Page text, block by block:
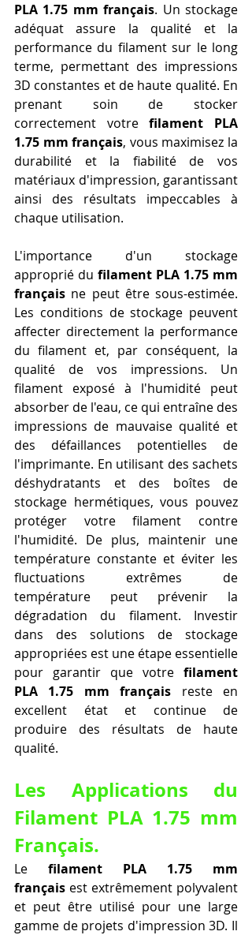
PLA 1.75 mm français. Un stockage
adéquat assure la qualité et la
performance du filament sur le long
terme, permettant des impressions
3D constantes et de haute qualité. En
prenant soin de stocker
correctement votre filament PLA
1.75 mm français, vous maximisez la
durabilité et la fiabilité de vos
matériaux d'impression, garantissant
ainsi des résultats impeccables à
chaque utilisation.
L'importance d'un stockage
approprié du filament PLA 1.75 mm
français ne peut être sous-estimée.
Les conditions de stockage peuvent
affecter directement la performance
du filament et, par conséquent, la
qualité de vos impressions. Un
filament exposé à l'humidité peut
absorber de l'eau, ce qui entraîne des
impressions de mauvaise qualité et
des défaillances potentielles de
l'imprimante. En utilisant des sachets
déshydratants et des boîtes de
stockage hermétiques, vous pouvez
protéger votre filament contre
l'humidité. De plus, maintenir une
température constante et éviter les
fluctuations extrêmes de
température peut prévenir la
dégradation du filament. Investir
dans des solutions de stockage
appropriées est une étape essentielle
pour garantir que votre filament
PLA 1.75 mm français reste en
excellent état et continue de
produire des résultats de haute
qualité.
Les Applications du
Filament PLA 1.75 mm
Français.
Le filament PLA 1.75 mm
français est extrêmement polyvalent
et peut être utilisé pour une large
gamme de projets d'impression 3D. Il